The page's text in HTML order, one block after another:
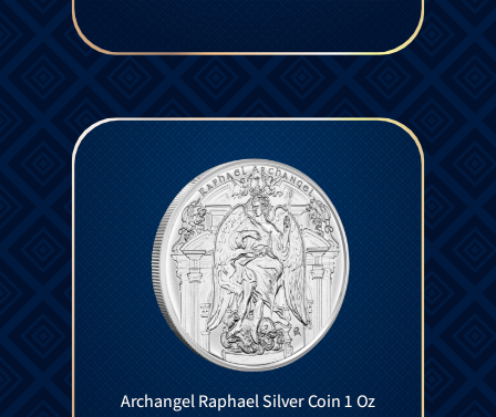
Archangel Raphael Silver Coin 1 Oz